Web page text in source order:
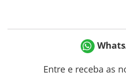
Entre e receba as